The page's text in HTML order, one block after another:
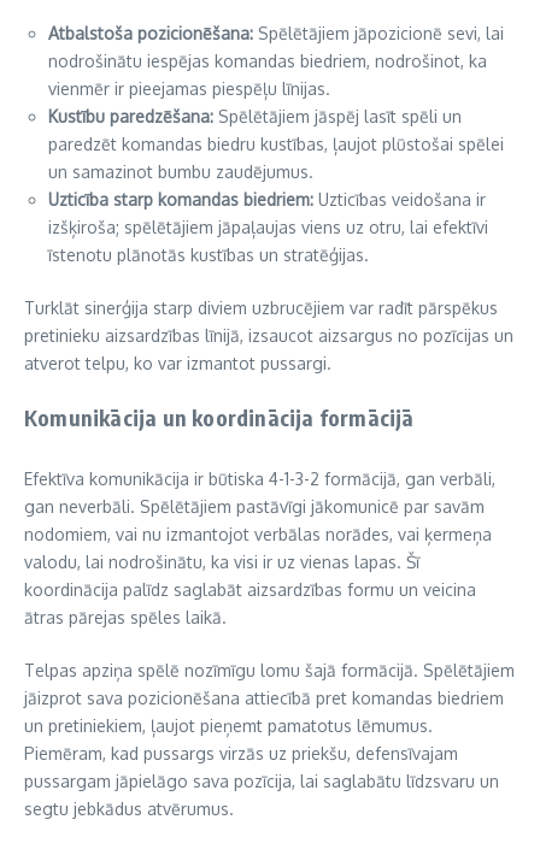
Atbalstoša pozicionēšana: Spēlētājiem jāpozicionē sevi, lai
nodrošinātu iespējas komandas biedriem, nodrošinot, ka
vienmēr ir pieejamas piespēļu līnijas.
Kustību paredzēšana: Spēlētājiem jāspēj lasīt spēli un
paredzēt komandas biedru kustības, ļaujot plūstošai spēlei
un samazinot bumbu zaudējumus.
Uzticība starp komandas biedriem: Uzticības veidošana ir
izšķiroša; spēlētājiem jāpaļaujas viens uz otru, lai efektīvi
īstenotu plānotās kustības un stratēģijas.
Turklāt sinerģija starp diviem uzbrucējiem var radīt pārspēkus
pretinieku aizsardzības līnijā, izsaucot aizsargus no pozīcijas un
atverot telpu, ko var izmantot pussargi.
Komunikācija un koordinācija formācijā
Efektīva komunikācija ir būtiska 4-1-3-2 formācijā, gan verbāli,
gan neverbāli. Spēlētājiem pastāvīgi jākomunicē par savām
nodomiem, vai nu izmantojot verbālas norādes, vai ķermeņa
valodu, lai nodrošinātu, ka visi ir uz vienas lapas. Šī
koordinācija palīdz saglabāt aizsardzības formu un veicina
ātras pārejas spēles laikā.
Telpas apziņa spēlē nozīmīgu lomu šajā formācijā. Spēlētājiem
jāizprot sava pozicionēšana attiecībā pret komandas biedriem
un pretiniekiem, ļaujot pieņemt pamatotus lēmumus.
Piemēram, kad pussargs virzās uz priekšu, defensīvajam
pussargam jāpielāgo sava pozīcija, lai saglabātu līdzsvaru un
segtu jebkādus atvērumus.